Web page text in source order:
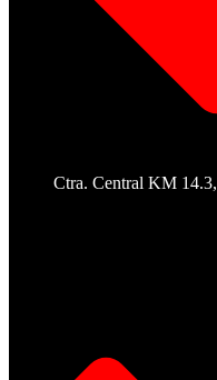
Ctra. Central KM 14.3,